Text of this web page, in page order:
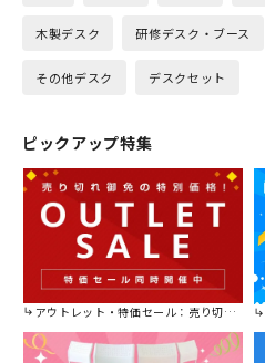
木製デスク 研修デスク・ブース
その他デスク デスクセット
ピックアップ特集
アウトレット・特価セール：売り切れ御免の特別価格！